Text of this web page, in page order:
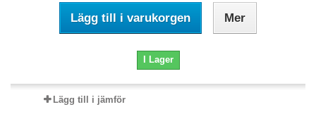
Lägg till i varukorgen Mer
I Lager
Lägg till i jämför